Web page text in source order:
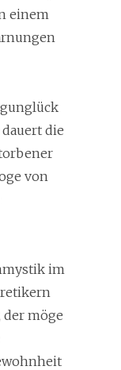
einem
die
von
im
möge